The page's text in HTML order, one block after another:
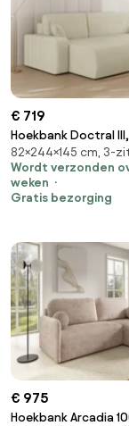
€ 719
Hoekbank Doctral
Aanwezig,
kg, Poten: Kunststof
82×244×145 cm, 3-
Wordt verzonden
weken
Gratis bezorging
€ 975
Hoekbank Arcadia